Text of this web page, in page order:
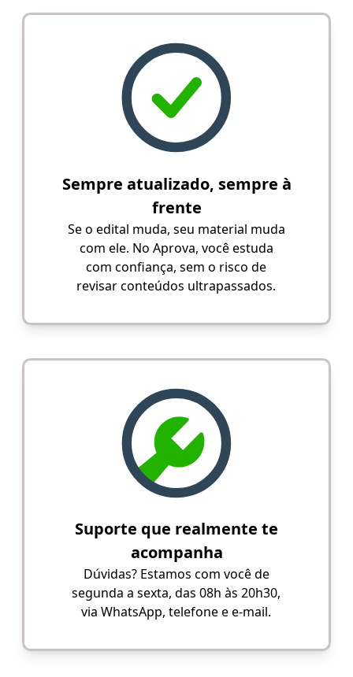
Sempre atualizado, sempre à
frente
Se o edital muda, seu material muda
com ele. No Aprova, você estuda
com confiança, sem o risco de
revisar conteúdos ultrapassados.
Suporte que realmente te
acompanha
Dúvidas? Estamos com você de
segunda a sexta, das 08h às 20h30,
via WhatsApp, telefone e e-mail.